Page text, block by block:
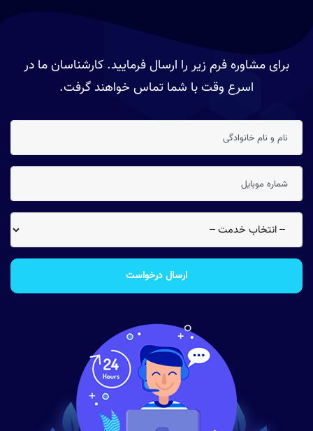
برای مشاوره فرم زیر را ارسال فرمایید. کارشناسان ما در
اسرع وقت با شما تماس خواهند گرفت.
ارسال درخواست